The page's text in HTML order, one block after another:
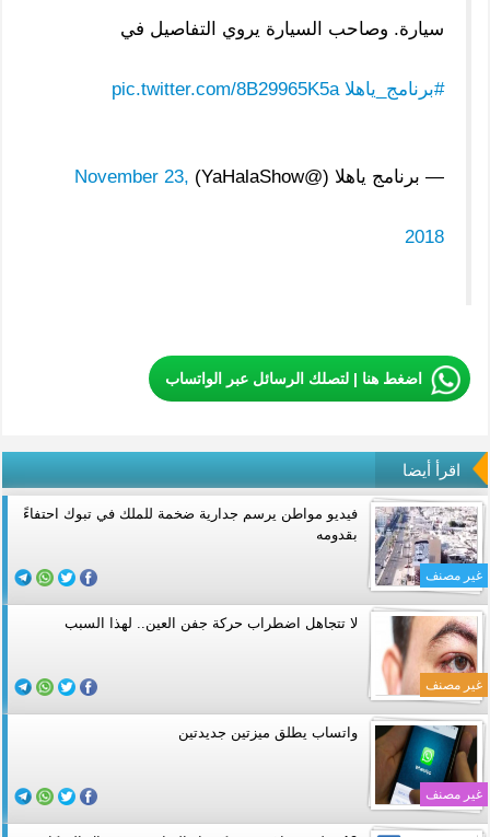
سيارة. وصاحب السيارة يروي التفاصيل في
#برنامج_ياهلا pic.twitter.com/8B29965K5a
— برنامج ياهلا (@YaHalaShow) November 23,
2018
اضغط هنا | لتصلك الرسائل عبر الواتساب
اقرأ أيضا
غير مصنف
فيديو مواطن يرسم جدارية ضخمة للملك في تبوك احتفاءً
بقدومه
غير مصنف
لا تتجاهل اضطراب حركة جفن العين.. لهذا السبب
غير مصنف
واتساب يطلق ميزتين جديدتين